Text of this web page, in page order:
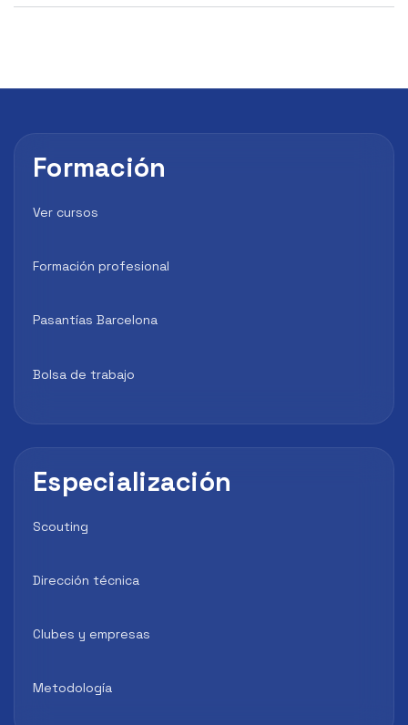
Formación
Ver cursos
Formación profesional
Pasantías Barcelona
Bolsa de trabajo
Especialización
Scouting
Dirección técnica
Clubes y empresas
Metodología